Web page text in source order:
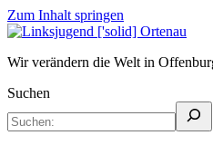
Zum Inhalt springen
Linksjugend
Ortenau
Wir verändern die Welt in
Suchen